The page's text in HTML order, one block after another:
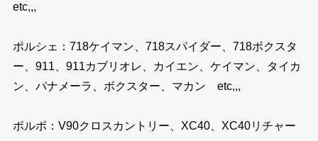
etc,,,
ポルシェ：718ケイマン、718スパイダー、718ボクスタ
ー、911、911カブリオレ、カイエン、ケイマン、タイカ
ン、パナメーラ、ボクスター、マカン etc,,,
ボルボ：V90クロスカントリー、XC40、XC40リチャー